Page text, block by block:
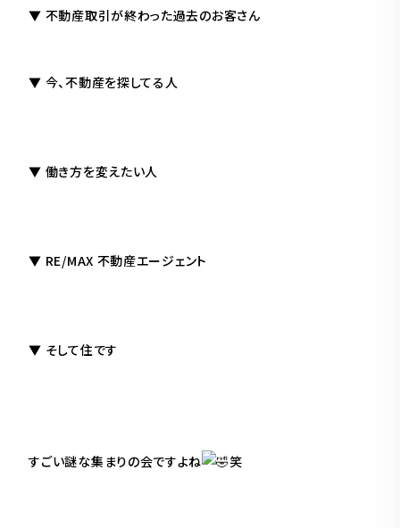
▼ 不動産取引が終わった過去のお客さん
▼ 今、不動産を探してる人
▼ 働き方を変えたい人
▼ RE/MAX 不動産エージェント
▼ そして住です
すごい謎な集まりの会ですよね 笑